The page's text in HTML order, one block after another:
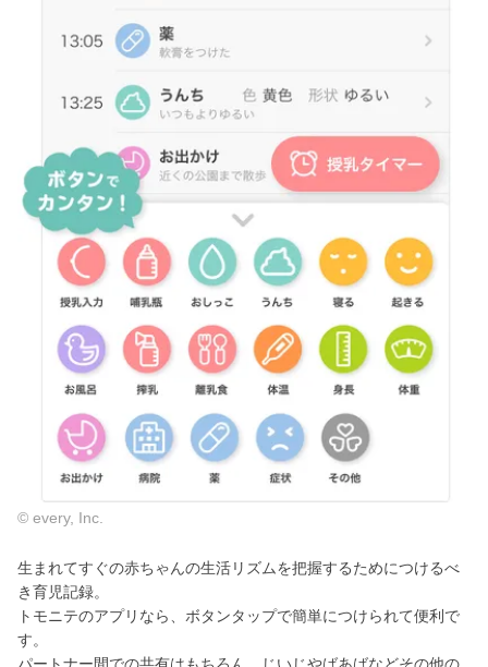
© every, Inc.
生まれてすぐの赤ちゃんの生活リズムを把握するためにつけるべ
き育児記録。
トモニテのアプリなら、ボタンタップで簡単につけられて便利で
す。
パートナー間での共有はもちろん、じいじやばあばなどその他の